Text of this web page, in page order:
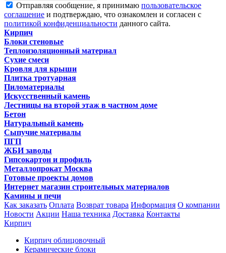
Отправляя сообщение, я принимаю пользовательское
соглашение и подтверждаю, что ознакомлен и согласен с
политикой конфиденциальности данного сайта.
Кирпич
Блоки стеновые
Теплоизоляционный материал
Сухие смеси
Кровля для крыши
Плитка тротуарная
Пиломатериалы
Искусственный камень
Лестницы на второй этаж в частном доме
Бетон
Натуральный камень
Сыпучие материалы
ПГП
ЖБИ заводы
Гипсокартон и профиль
Металлопрокат Москва
Готовые проекты домов
Интернет магазин строительных материалов
Камины и печи
Как заказать Оплата Возврат товара Информация О компании
Новости Акции Наша техника Доставка Контакты
Кирпич
Кирпич облицовочный
Керамические блоки